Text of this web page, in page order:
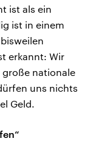
ist als ein
ist in einem
erkannt: Wir
nationale
uns nichts
Geld.